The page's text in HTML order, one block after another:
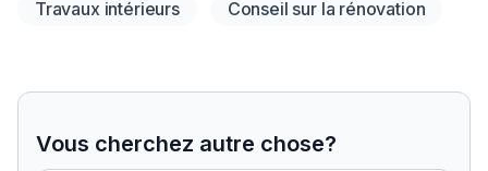
Travaux intérieurs Conseil sur la rénovation
Vous cherchez autre chose?